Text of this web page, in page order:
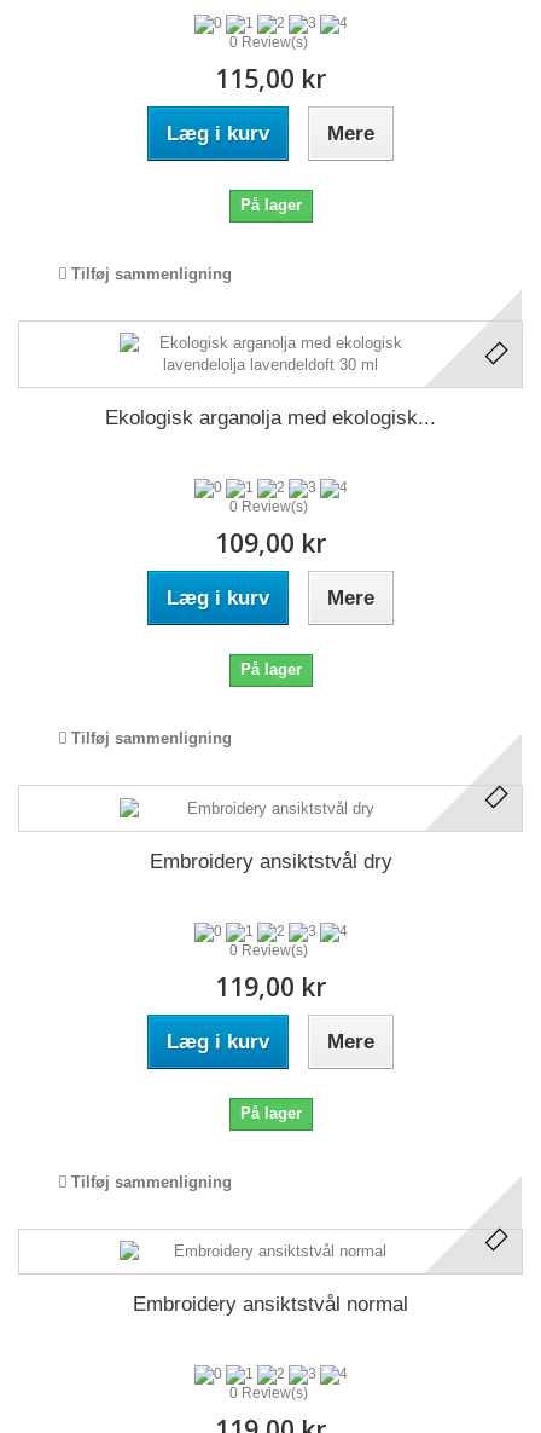
0 Review(s)
115,00 kr
Læg i kurv Mere
På lager
Tilføj sammenligning
Ekologisk arganolja med ekologisk...
0 Review(s)
109,00 kr
Læg i kurv Mere
På lager
Tilføj sammenligning
Embroidery ansiktstvål dry
0 Review(s)
119,00 kr
Læg i kurv Mere
På lager
Tilføj sammenligning
Embroidery ansiktstvål normal
0 Review(s)